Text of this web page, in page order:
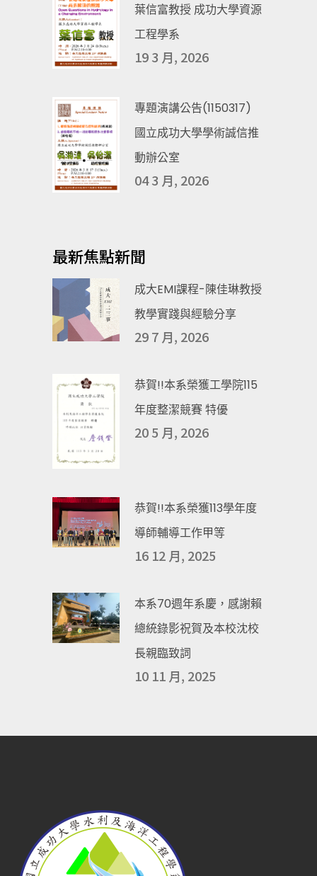
葉信富教授 成功大學資源
工程學系
19 3 月, 2026
專題演講公告(1150317)
國立成功大學學術誠信推
動辦公室
04 3 月, 2026
最新焦點新聞
成大EMI課程-陳佳琳教授
教學實踐與經驗分享
29 7 月, 2026
恭賀!!本系榮獲工學院115
年度整潔競賽 特優
20 5 月, 2026
恭賀!!本系榮獲113學年度
導師輔導工作甲等
16 12 月, 2025
本系70週年系慶，感謝賴
總統錄影祝賀及本校沈校
長親臨致詞
10 11 月, 2025